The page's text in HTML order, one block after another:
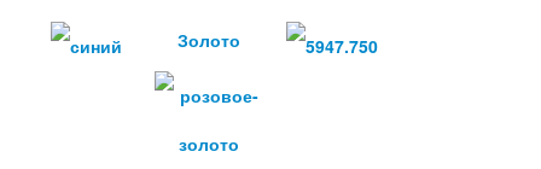
Золото